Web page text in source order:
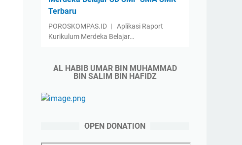
Terbaru
POROSKOMPAS.ID ︱ Aplikasi Raport
Kurikulum Merdeka Belajar…
AL HABIB UMAR BIN MUHAMMAD
BIN SALIM BIN HAFIDZ
OPEN DONATION